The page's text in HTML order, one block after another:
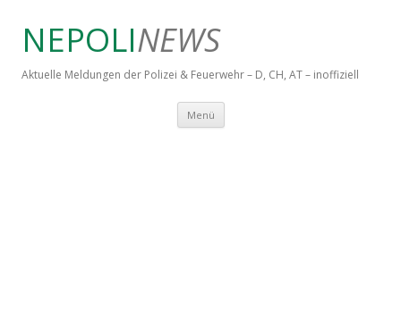
NEPOLINEWS
Aktuelle Meldungen der Polizei & Feuerwehr – D, CH, AT – inoffiziell
Menü Springe zum Inhalt